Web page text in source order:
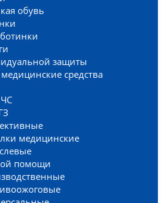
обувь
защиты
средства
медицинские
помощи